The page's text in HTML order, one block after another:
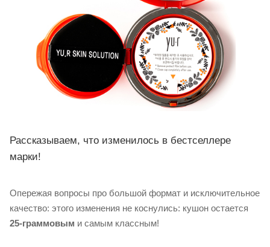
Рассказываем, что изменилось в бестселлере
марки!
Опережая вопросы про большой формат и исключительное
качество: этого изменения не коснулись: кушон остается
25-граммовым и самым классным!